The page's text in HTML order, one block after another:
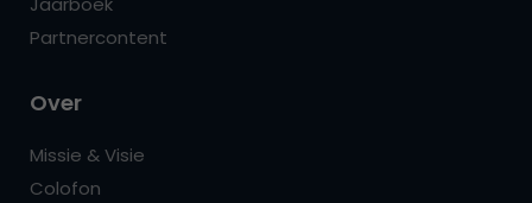
Partnercontent
Over
Missie & Visie
Colofon